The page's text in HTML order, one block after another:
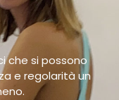
che si possono
e regolarità un